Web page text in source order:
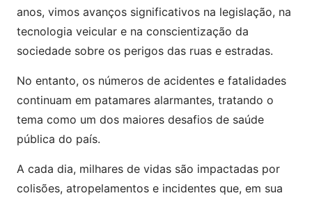
anos, vimos avanços significativos na legislação, na
tecnologia veicular e na conscientização da
sociedade sobre os perigos das ruas e estradas.
No entanto, os números de acidentes e fatalidades
continuam em patamares alarmantes, tratando o
tema como um dos maiores desafios de saúde
pública do país.
A cada dia, milhares de vidas são impactadas por
colisões, atropelamentos e incidentes que, em sua